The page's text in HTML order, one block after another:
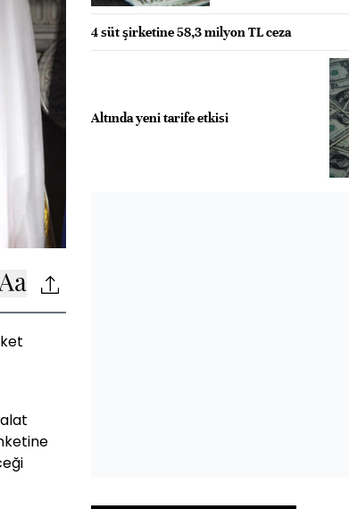
4 süt şirketine 58,3 milyon TL ceza
Altında yeni tarife etkisi